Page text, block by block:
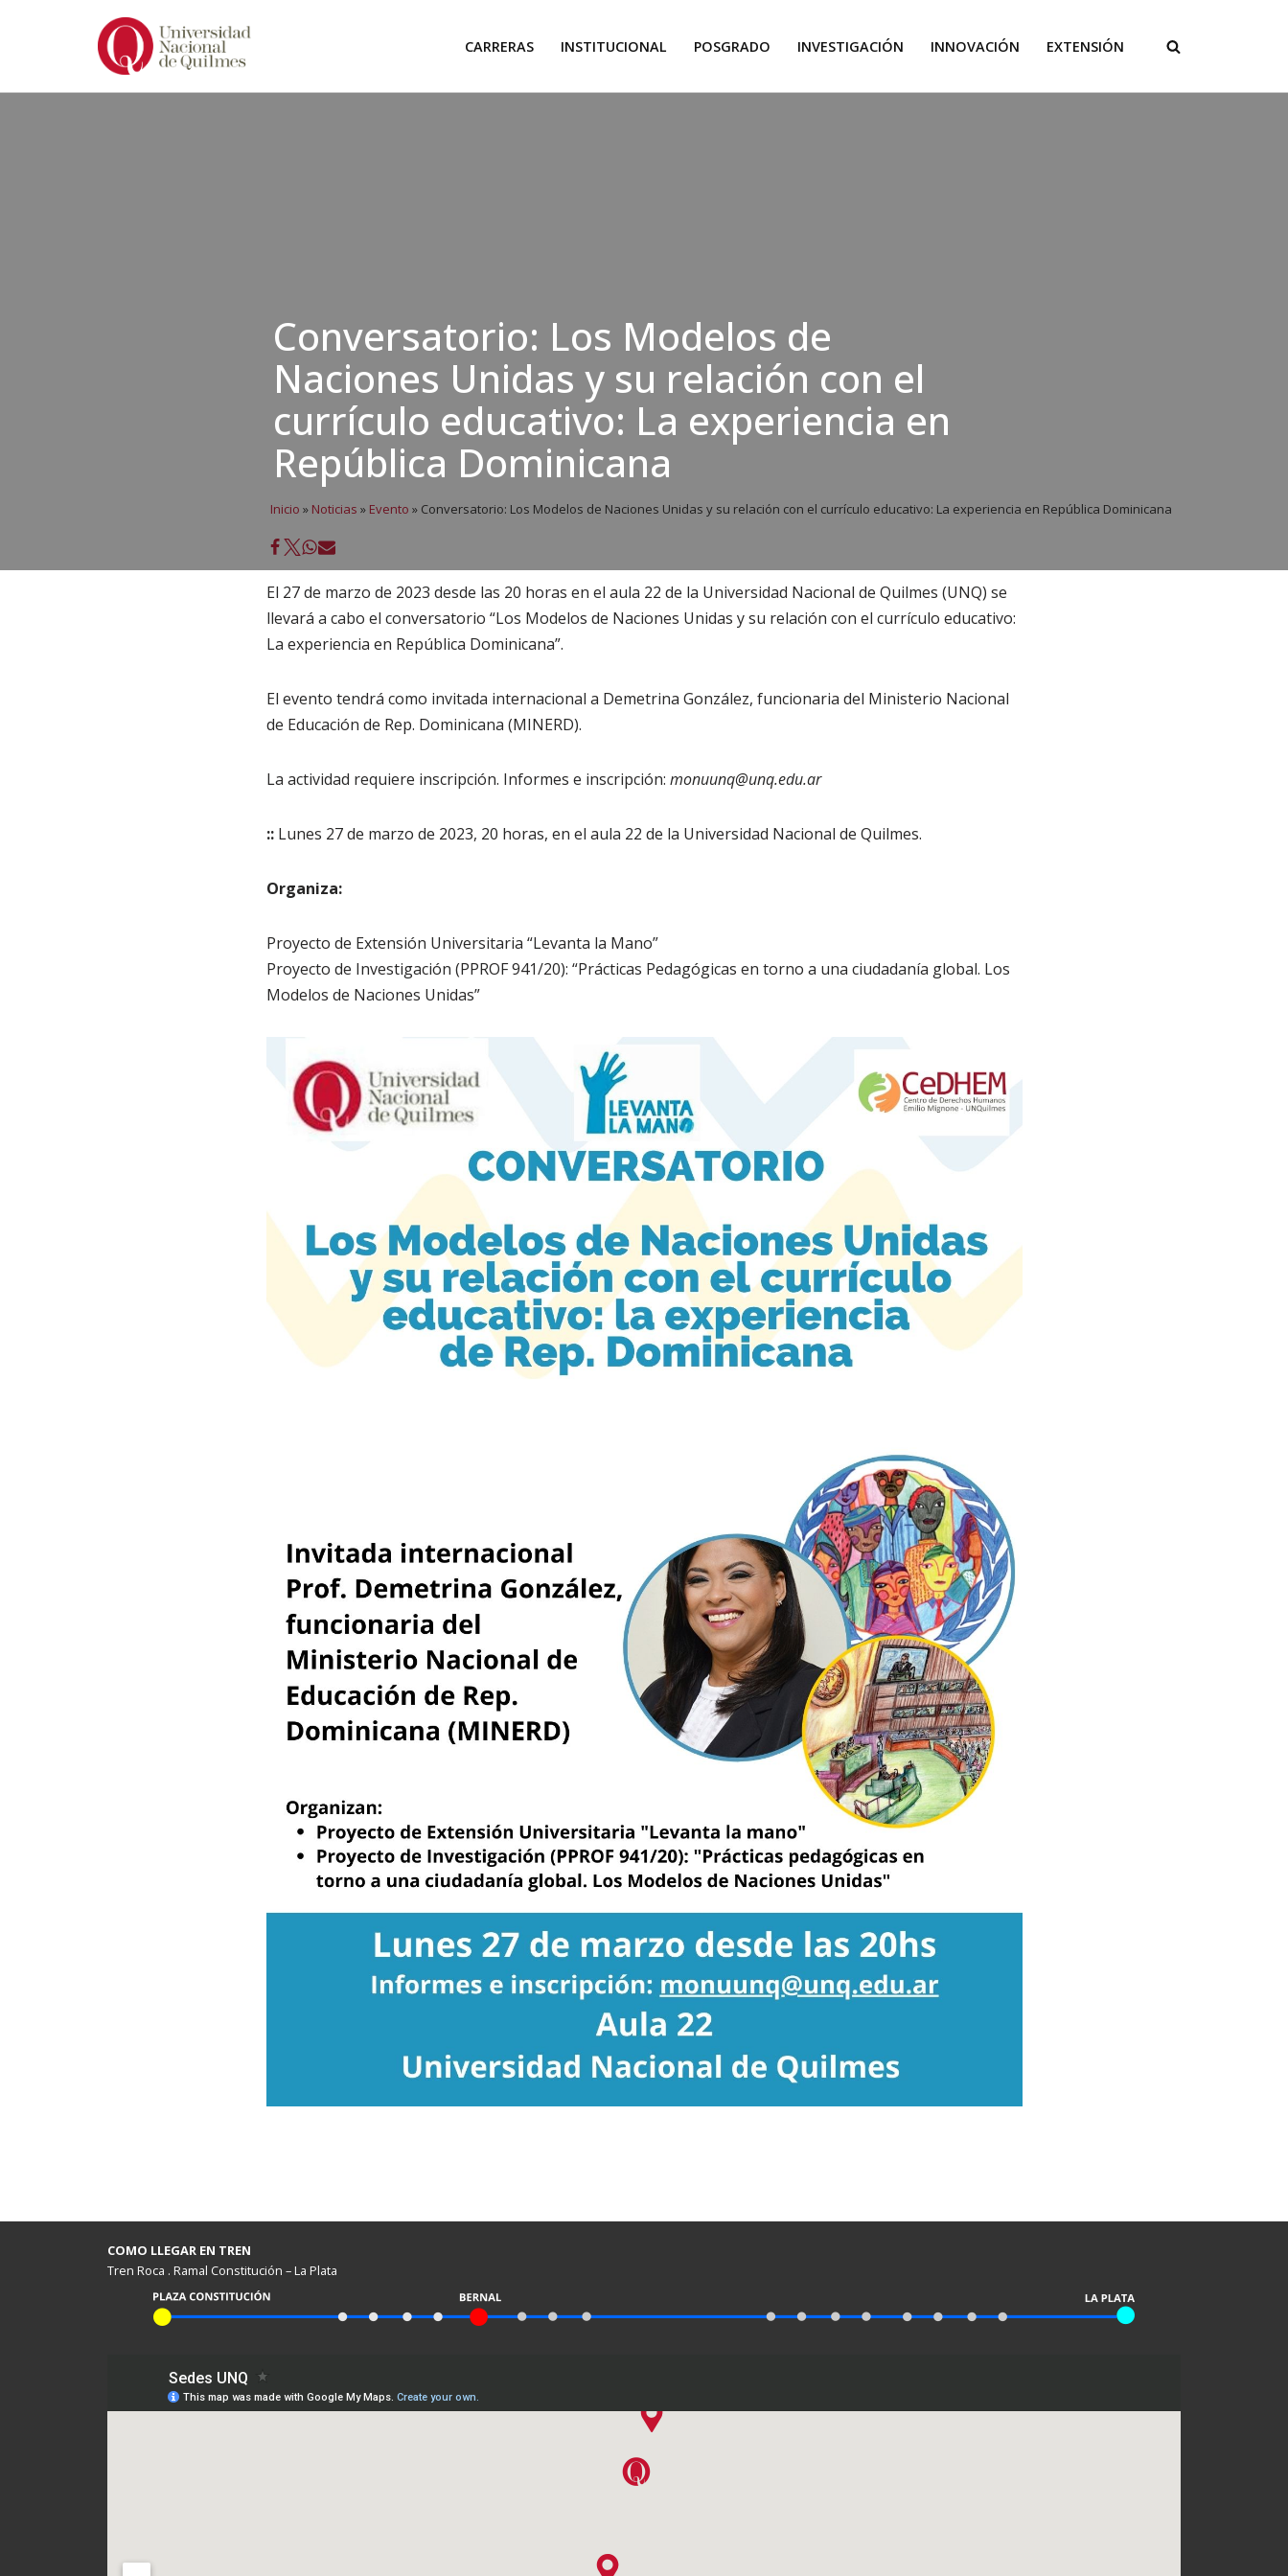
CARRERAS INSTITUCIONAL POSGRADO INVESTIGACIÓN INNOVACIÓN EXTENSIÓN
Conversatorio: Los Modelos de
Naciones Unidas y su relación con el
currículo educativo: La experiencia en
República Dominicana
Inicio » Noticias » Evento » Conversatorio: Los Modelos de Naciones Unidas y su relación con el currículo educativo: La experiencia en República Dominicana
El 27 de marzo de 2023 desde las 20 horas en el aula 22 de la Universidad Nacional de Quilmes (UNQ) se
llevará a cabo el conversatorio “Los Modelos de Naciones Unidas y su relación con el currículo educativo:
La experiencia en República Dominicana”.
El evento tendrá como invitada internacional a Demetrina González, funcionaria del Ministerio Nacional
de Educación de Rep. Dominicana (MINERD).
La actividad requiere inscripción. Informes e inscripción: monuunq@unq.edu.ar
:: Lunes 27 de marzo de 2023, 20 horas, en el aula 22 de la Universidad Nacional de Quilmes.
Organiza:
Proyecto de Extensión Universitaria “Levanta la Mano”
Proyecto de Investigación (PPROF 941/20): “Prácticas Pedagógicas en torno a una ciudadanía global. Los
Modelos de Naciones Unidas”
COMO LLEGAR EN TREN
Tren Roca . Ramal Constitución – La Plata